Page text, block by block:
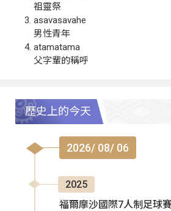
祖靈祭
asavasavahe
男性青年
atamatama
父字輩的稱呼
歷史上的今天
2026/ 08/ 06
2025
福爾摩沙國際7人制足球